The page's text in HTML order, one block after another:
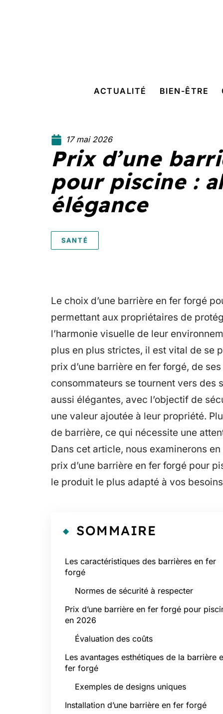
ACTUALITÉ BIEN-ÊTRE
17 mai 2026
Prix d’une
pour piscine :
élégance
SANTÉ
Le choix d’une barrière en fer forgé
permettant aux propriétaires de
l’harmonie visuelle de leur
plus en plus strictes, il est vital de se
prix d’une barrière en fer forgé, de
consommateurs se tournent vers des
aussi élégantes, avec l’objectif de
une valeur ajoutée à leur propriété.
de barrière, ce qui nécessite une
Dans cet article, nous examinerons
prix d’une barrière en fer forgé pour
le produit le plus adapté à vos
SOMMAIRE
Les caractéristiques des barrières en fer
forgé
Normes de sécurité à respecter
Prix d’une barrière en fer forgé pour
en 2026
Évaluation des coûts
Les avantages esthétiques de la barrière
fer forgé
Exemples de designs uniques
Installation d’une barrière en fer forgé